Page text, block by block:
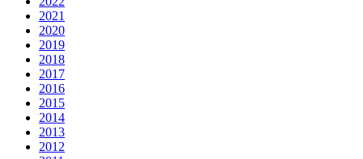
2021
2020
2019
2018
2017
2016
2015
2014
2013
2012